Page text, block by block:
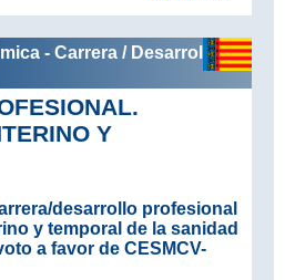
- Carrera / Desarrollo
Y
desarrollo profesional
y temporal de la sanidad
a favor de CESMCV-